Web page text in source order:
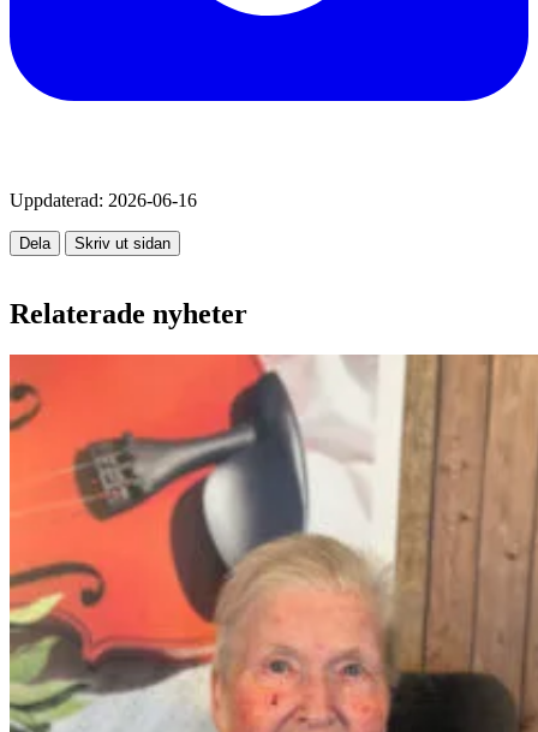
Uppdaterad: 2026-06-16
Dela Skriv ut sidan
Relaterade nyheter